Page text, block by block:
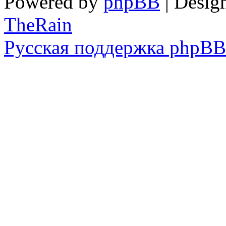
TheRain
Русская поддержка phpBB